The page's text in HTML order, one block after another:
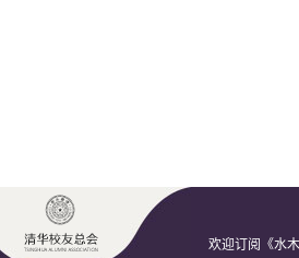
欢迎订阅《水